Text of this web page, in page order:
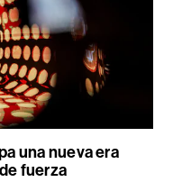
una nueva era
fuerza